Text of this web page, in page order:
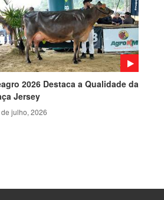
2026 Destaca a Qualidade da
Jersey
de julho, 2026